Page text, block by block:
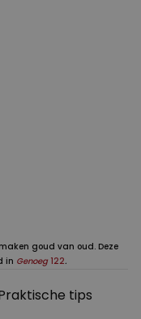
maken goud van oud. Deze
in Genoeg 122.
tips